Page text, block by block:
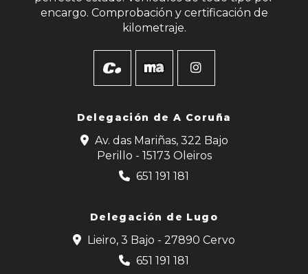
encargo. Comprobación y certificación de
kilometraje.
Delegación deA Coruña
Av. das Mariñas, 322 Bajo
Perillo - 15173 Oleiros
651 191 181
Delegación de Lugo
Lieiro, 3 Bajo - 27890 Cervo
651 191 181